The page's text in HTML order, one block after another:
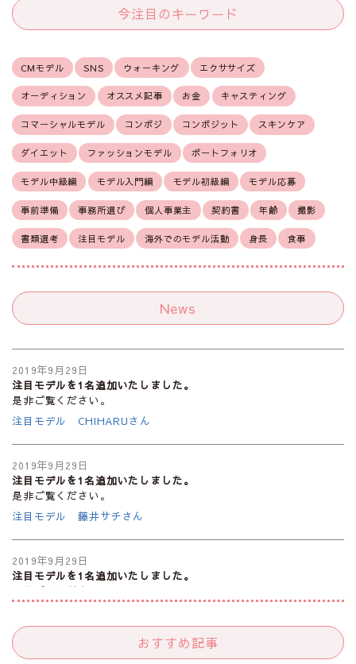
今注目のキーワード
CMモデル SNS ウォーキング エクササイズ
オーディション オススメ記事 お金 キャスティング
コマーシャルモデル コンポジ コンポジット スキンケア
ダイエット ファッションモデル ポートフォリオ
モデル中級編 モデル入門編 モデル初級編 モデル応募
事前準備 事務所選び 個人事業主 契約書 年齢 撮影
書類選考 注目モデル 海外でのモデル活動 身長 食事
News
2019年9月29日
注目モデルを1名追加いたしました。
是非ご覧ください。
注目モデル CHIHARUさん
2019年9月29日
注目モデルを1名追加いたしました。
是非ご覧ください。
注目モデル 藤井サチさん
2019年9月29日
注目モデルを1名追加いたしました。
是非ご覧ください。
2019年9月29日
おすすめ記事